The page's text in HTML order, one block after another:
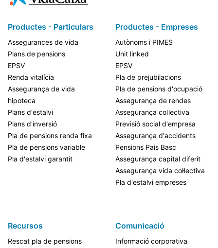
Productes - Particulars
Assegurances de vida
Plans de pensions
EPSV
Renda vitalícia
Assegurança de vida
hipoteca
Plans d'estalvi
Plans d'inversió
Pla de pensions renda fixa
Pla de pensions variable
Pla d'estalvi garantit
Productes - Empreses
Autònoms i PIMES
Unit linked
EPSV
Pla de prejubilacions
Pla de pensions d'ocupació
Assegurança de rendes
Assegurança col·lectiva
Previsió social d'empresa
Assegurança d'accidents
Pensions Pais Basc
Assegurança capital diferit
Assegurança vida col·lectiva
Pla d'estalvi empreses
Recursos
Rescat pla de pensions
Comunicació
Informació corporativa